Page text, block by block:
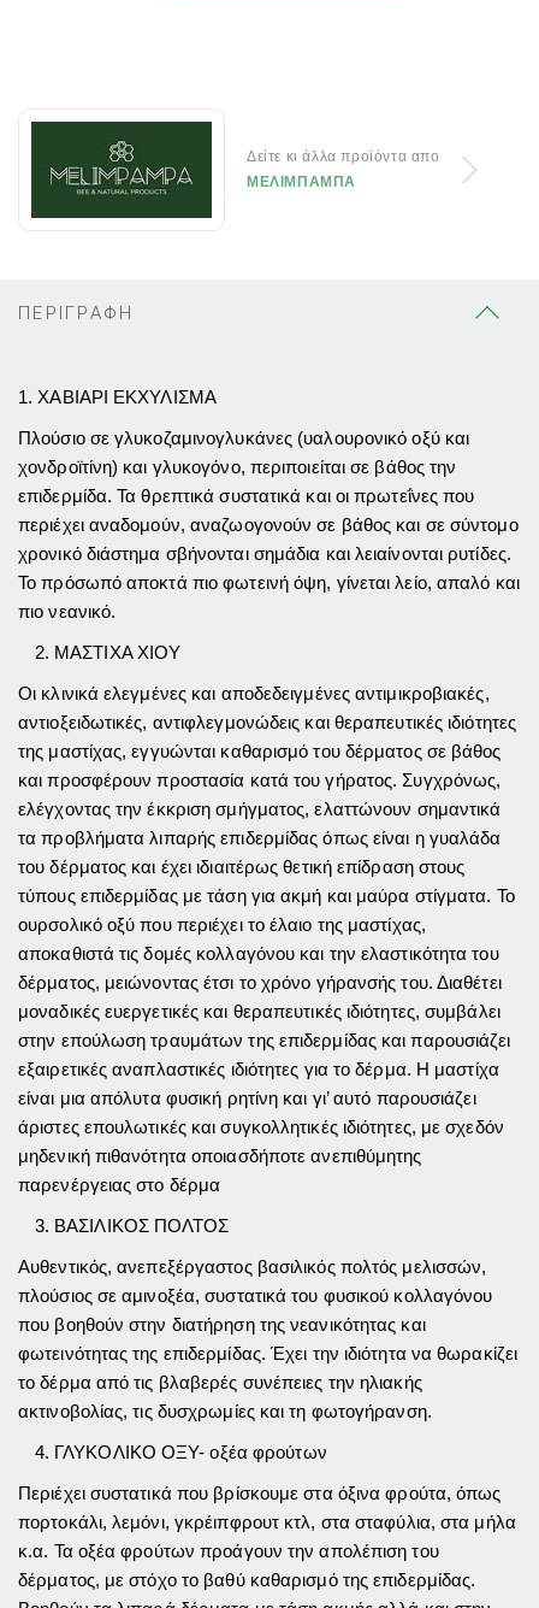
Δείτε κι άλλα προϊόντα απο
ΜΕΛΙΜΠΑΜΠΑ
ΠΕΡΙΓΡΑΦΗ
1. ΧΑΒΙΑΡΙ ΕΚΧΥΛΙΣΜΑ
Πλούσιο σε γλυκοζαμινογλυκάνες (υαλουρονικό οξύ και
χονδροϊτίνη) και γλυκογόνο, περιποιείται σε βάθος την
επιδερμίδα. Τα θρεπτικά συστατικά και οι πρωτεΐνες που
περιέχει αναδομούν, αναζωογονούν σε βάθος και σε σύντομο
χρονικό διάστημα σβήνονται σημάδια και λειαίνονται ρυτίδες.
Το πρόσωπό αποκτά πιο φωτεινή όψη, γίνεται λείο, απαλό και
πιο νεανικό.
ΜΑΣΤΙΧΑ ΧΙΟΥ
Οι κλινικά ελεγμένες και αποδεδειγμένες αντιμικροβιακές,
αντιοξειδωτικές, αντιφλεγμονώδεις και θεραπευτικές ιδιότητες
της μαστίχας, εγγυώνται καθαρισμό του δέρματος σε βάθος
και προσφέρουν προστασία κατά του γήρατος. Συγχρόνως,
ελέγχοντας την έκκριση σμήγματος, ελαττώνουν σημαντικά
τα προβλήματα λιπαρής επιδερμίδας όπως είναι η γυαλάδα
του δέρματος και έχει ιδιαιτέρως θετική επίδραση στους
τύπους επιδερμίδας με τάση για ακμή και μαύρα στίγματα. Το
ουρσολικό οξύ που περιέχει το έλαιο της μαστίχας,
αποκαθιστά τις δομές κολλαγόνου και την ελαστικότητα του
δέρματος, μειώνοντας έτσι το χρόνο γήρανσής του. Διαθέτει
μοναδικές ευεργετικές και θεραπευτικές ιδιότητες, συμβάλει
στην επούλωση τραυμάτων της επιδερμίδας και παρουσιάζει
εξαιρετικές αναπλαστικές ιδιότητες για το δέρμα. Η μαστίχα
είναι μια απόλυτα φυσική ρητίνη και γι’ αυτό παρουσιάζει
άριστες επουλωτικές και συγκολλητικές ιδιότητες, με σχεδόν
μηδενική πιθανότητα οποιασδήποτε ανεπιθύμητης
παρενέργειας στο δέρμα
ΒΑΣΙΛΙΚΟΣ ΠΟΛΤΟΣ
Αυθεντικός, ανεπεξέργαστος βασιλικός πολτός μελισσών,
πλούσιος σε αμινοξέα, συστατικά του φυσικού κολλαγόνου
που βοηθούν στην διατήρηση της νεανικότητας και
φωτεινότητας της επιδερμίδας. Έχει την ιδιότητα να θωρακίζει
το δέρμα από τις βλαβερές συνέπειες την ηλιακής
ακτινοβολίας, τις δυσχρωμίες και τη φωτογήρανση.
ΓΛΥΚΟΛΙΚΟ ΟΞΥ- οξέα φρούτων
Περιέχει συστατικά που βρίσκουμε στα όξινα φρούτα, όπως
πορτοκάλι, λεμόνι, γκρέιπφρουτ κτλ, στα σταφύλια, στα μήλα
κ.α. Τα οξέα φρούτων προάγουν την απολέπιση του
δέρματος, με στόχο το βαθύ καθαρισμό της επιδερμίδας.